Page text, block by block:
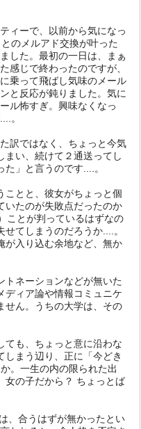
ィーで、以前から気になっ
のメルアド交換が叶った
した。最初の一日は、まぁ
感じで終わったのですが、
乗って飛ばし気味のメール
と反応が鈍りました。気に
ル怖すぎ。興味なくなっ
。
訳ではなく、ちょっと今気
まい、続けて２通送ってし
」と言うのです....。
ことと、彼女がちょっと個
いたのが失敗点だったのか
ことが判っているはずなの
てしまうのだろうか....。
が入り込む余地など、無か
トネーションなどが無いた
ディア論や情報コミュニケ
せん。うちの大学は、その
ても、ちょっと意に沿わな
まう辺り、正に「今どき
。一生の内の限られた出
女の子だから？ ちょっとば
、合うはずが無かったとい